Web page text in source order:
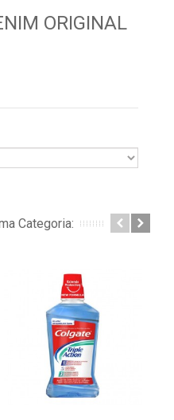
ORIGINAL
Categoria: